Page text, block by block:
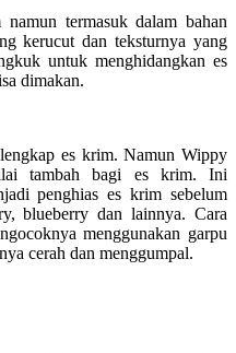
termasuk dalam bahan
kerucut dan teksturnya yang
untuk menghidangkan es
dimakan.
es krim. Namun Wippy
tambah bagi es krim. Ini
penghias es krim sebelum
blueberry dan lainnya. Cara
menggunakan garpu
cerah dan menggumpal.